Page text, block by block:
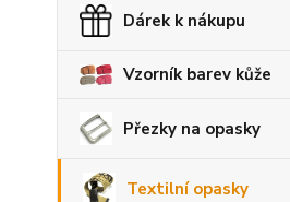
Dárek k nákupu
Vzorník barev kůže
Přezky na opasky
Textilní opasky